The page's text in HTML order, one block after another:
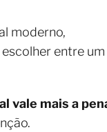
moderno,
entre um
vale mais a